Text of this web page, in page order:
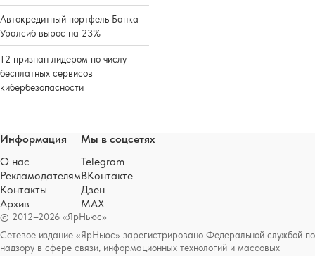
Автокредитный портфель Банка
Уралсиб вырос на 23%
Т2 признан лидером по числу
бесплатных сервисов
кибербезопасности
© 2012–2026 «ЯрНьюс»
Сетевое издание «ЯрНьюс» зарегистрировано Федеральной службой по
надзору в сфере связи, информационных технологий и массовых
Информация
О нас
Рекламодателям
Контакты
Архив
Мы в соцсетях
Telegram
ВКонтакте
Дзен
MAX